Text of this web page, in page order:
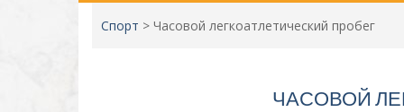
Спорт > Часовой легкоатлетический пробег
ЧАСОВОЙ